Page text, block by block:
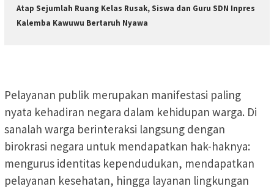
Atap Sejumlah Ruang Kelas Rusak, Siswa dan Guru SDN Inpres
Kalemba Kawuwu Bertaruh Nyawa
Pelayanan publik merupakan manifestasi paling
nyata kehadiran negara dalam kehidupan warga. Di
sanalah warga berinteraksi langsung dengan
birokrasi negara untuk mendapatkan hak-haknya:
mengurus identitas kependudukan, mendapatkan
pelayanan kesehatan, hingga layanan lingkungan